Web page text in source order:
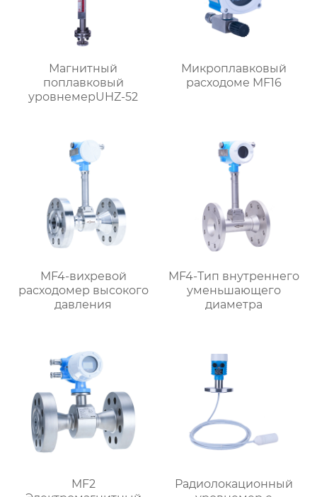
Магнитный
поплавковый
уровнемерUHZ-52
Микроплавковый
расходоме MF16
MF4-вихревой
расходомер высокого
давления
MF4-Тип внутреннего
уменьшающего
диаметра
MF2
Радиолокационный